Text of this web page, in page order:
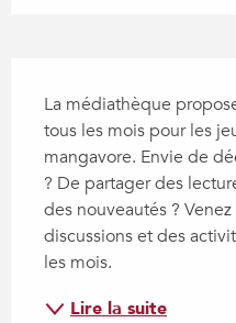
La médiathèque
tous les mois pour les
mangavore. Envie de
? De partager des
des nouveautés ?
discussions et des
les mois.
Lire la suite